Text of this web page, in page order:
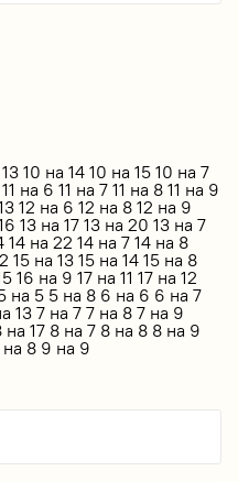
10 на 14 10 на 15 10 на 7
11 на 6 11 на 7 11 на 8 11 на 9
12 на 6 12 на 8 12 на 9
13 на 17 13 на 20 13 на 7
14 на 22 14 на 7 14 на 8
15 на 13 15 на 14 15 на 8
16 на 9 17 на 11 17 на 12
на 5 5 на 8 6 на 6 6 на 7
13 7 на 7 7 на 8 7 на 9
на 17 8 на 7 8 на 8 8 на 9
8 9 на 9